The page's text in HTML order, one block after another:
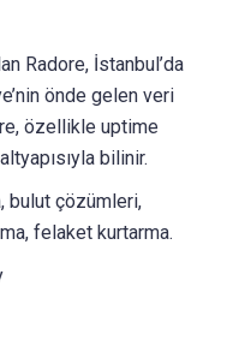
Radore, İstanbul’da
önde gelen veri
özellikle uptime
bilinir.
bulut çözümleri,
felaket kurtarma.